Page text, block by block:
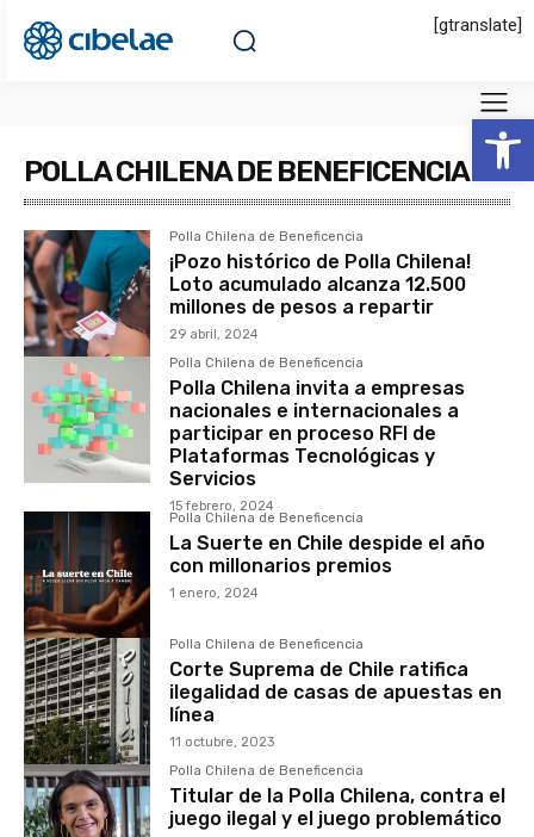
Abrir
[gtranslate]
POLLA CHILENA DE BENEFICENCIA
Polla Chilena de Beneficencia
¡Pozo histórico de Polla Chilena!
Loto acumulado alcanza 12.500
millones de pesos a repartir
29 abril, 2024
Polla Chilena de Beneficencia
Polla Chilena invita a empresas
nacionales e internacionales a
participar en proceso RFI de
Plataformas Tecnológicas y
Servicios
15 febrero, 2024
Polla Chilena de Beneficencia
La Suerte en Chile despide el año
con millonarios premios
1 enero, 2024
Polla Chilena de Beneficencia
Corte Suprema de Chile ratifica
ilegalidad de casas de apuestas en
línea
11 octubre, 2023
Polla Chilena de Beneficencia
Titular de la Polla Chilena, contra el
juego ilegal y el juego problemático